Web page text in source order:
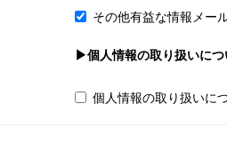
その他有益な情報メー
▶個人情報の取り扱いにつ
個人情報の取り扱いに